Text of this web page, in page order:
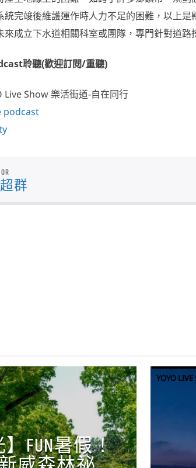
統完竣後維護運作時人力不足的困難，以上
來成立下水道相關科室或團隊，專門針對道
聆聽(歡迎訂閱/重聽)
Live Show 樂活街道-自在同行
podcast
群
FUN暑假！
YOYO LIVE